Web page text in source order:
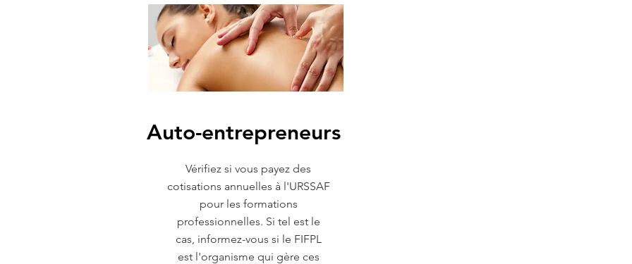
Auto-entrepreneurs
Vérifiez si vous payez des
cotisations annuelles à l'URSSAF
pour les formations
professionnelles. Si tel est le
cas, informez-vous si le FIFPL
est l'organisme qui gère ces